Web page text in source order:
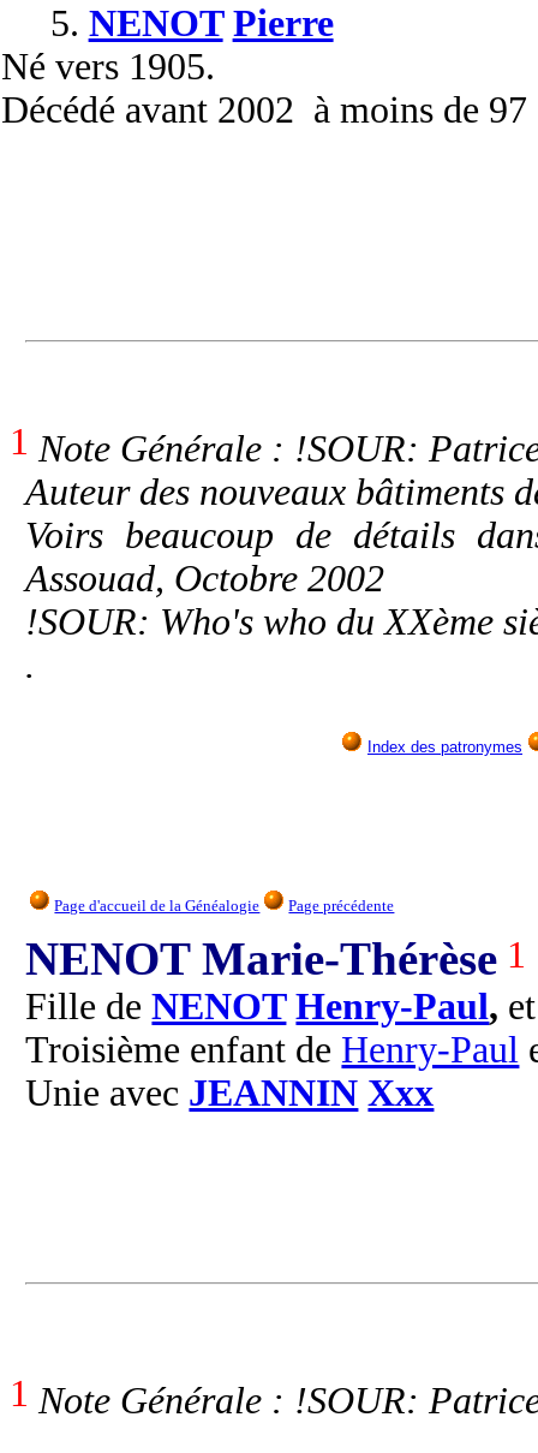
5. NENOT Pierre
Né vers 1905.
Décédé avant 2002 à moins de 97
1 Note Générale : !SOUR:
Auteur des nouveaux bâtiments
Voirs beaucoup de détails
Assouad, Octobre 2002
!SOUR: Who's who du XXème
.
Index des patronymes
Page d'accueil de la Généalogie Page précédente
NENOT Marie-Thérèse 1
Fille deNENOT Henry-Paul,
Troisième enfant de Henry-Paul
Unie avec JEANNIN Xxx
1 Note Générale : !SOUR: